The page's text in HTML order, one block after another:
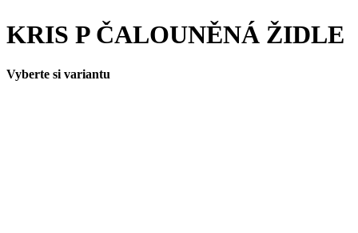
KRIS P ČALOUNĚNÁ ŽIDLE
Vyberte si variantu